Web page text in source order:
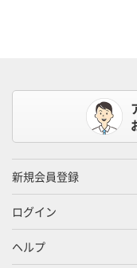
新規会員登録
ログイン
ヘルプ